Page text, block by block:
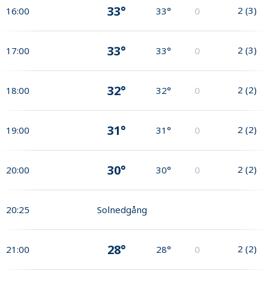
16:00 33° 33° 0 2 (3)
17:00 33° 33° 0 2 (3)
18:00 32° 32° 0 2 (2)
19:00 31° 31° 0 2 (2)
20:00 30° 30° 0 2 (2)
20:25 Solnedgång
21:00 28° 28° 0 2 (2)